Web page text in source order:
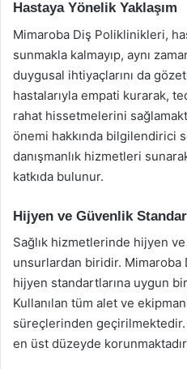
Hastaya Yönelik Yaklaşım
Mimaroba Diş Poliklinikleri,
sunmakla kalmayıp, aynı
duygusal ihtiyaçlarını da
hastalarıyla empati kurarak,
rahat hissetmelerini
önemi hakkında bilgilendirici
danışmanlık hizmetleri
katkıda bulunur.
Hijyen ve Güvenlik
Sağlık hizmetlerinde hijyen
unsurlardan biridir. Mimaroba
hijyen standartlarına uygun
Kullanılan tüm alet ve
süreçlerinden geçirilmektedir.
en üst düzeyde